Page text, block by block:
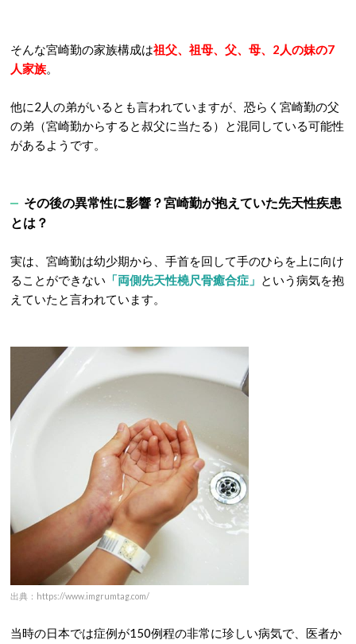
そんな宮崎勤の家族構成は祖父、祖母、父、母、2人の妹の7
人家族。
他に2人の弟がいるとも言われていますが、恐らく宮崎勤の父
の弟（宮崎勤からすると叔父に当たる）と混同している可能性
があるようです。
その後の異常性に影響？宮崎勤が抱えていた先天性疾患
とは？
実は、宮崎勤は幼少期から、手首を回して手のひらを上に向け
ることができない 「両側先天性橈尺骨癒合症」 という病気を抱
えていたと言われています。
出典：https://www.imgrumtag.com/
当時の日本では症例が150例程の非常に珍しい病気で、医者か